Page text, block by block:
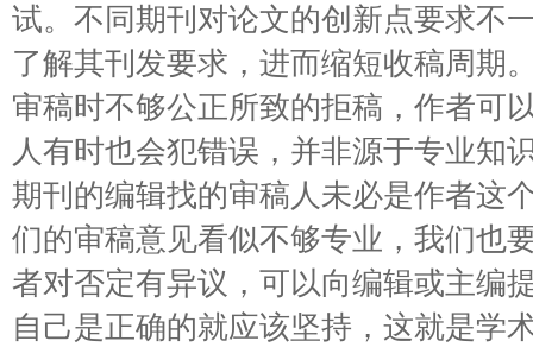
试。不同期刊对论文的创新点要求不
了解其刊发要求，进而缩短收稿周期
审稿时不够公正所致的拒稿，作者可
人有时也会犯错误，并非源于专业知
期刊的编辑找的审稿人未必是作者这
们的审稿意见看似不够专业，我们也
者对否定有异议，可以向编辑或主编
自己是正确的就应该坚持，这就是学